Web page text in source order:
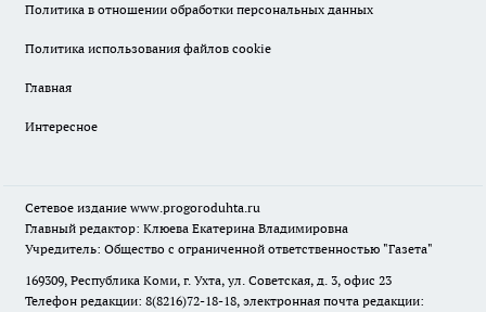
Политика в отношении обработки персональных данных
Политика использования файлов cookie
Главная
Интересное
Сетевое издание www.progoroduhta.ru
Главный редактор: Клюева Екатерина Владимировна
Учредитель: Общество с ограниченной ответственностью "Газета"
169309, Республика Коми, г. Ухта, ул. Советская, д. 3, офис 23
Телефон редакции: 8(8216)72-18-18, электронная почта редакции: